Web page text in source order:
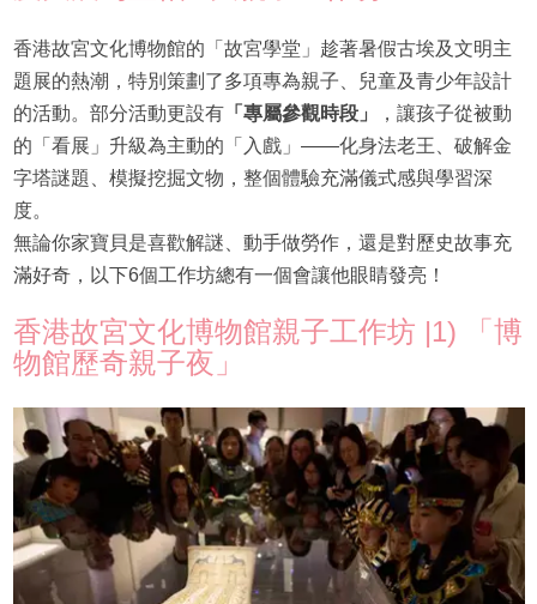
香港故宮文化博物館的「故宮學堂」趁著暑假古埃及文明主
題展的熱潮，特別策劃了多項專為親子、兒童及青少年設計
的活動。部分活動更設有「專屬參觀時段」
，讓孩子從被動
的「看展」升級為主動的「入戲」——化身法老王、破解金
字塔謎題、模擬挖掘文物，整個體驗充滿儀式感與學習深
度。
無論你家寶貝是喜歡解謎、動手做勞作，還是對歷史故事充
滿好奇，以下6個工作坊總有一個會讓他眼睛發亮！
香港故宮文化博物館親子工作坊 |1) 「博
物館歷奇親子夜」